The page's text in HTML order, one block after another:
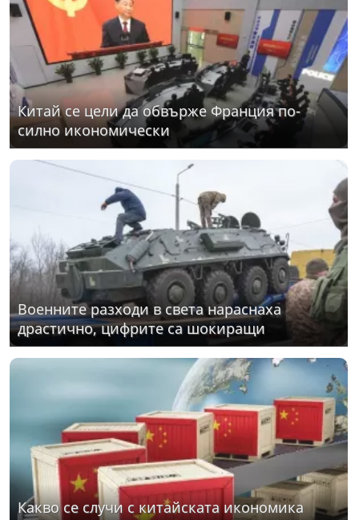
Китай се цели да обвърже Франция по-
силно икономически
Военните разходи в света нараснаха
драстично, цифрите са шокиращи
Какво се случи с китайската икономика